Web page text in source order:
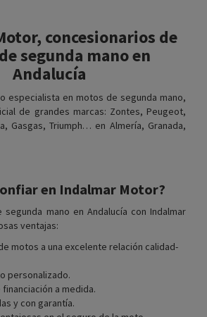
concesionarios de
segunda mano en
Andalucía
especialista en motos de segunda mano,
de grandes marcas: Zontes, Peugeot,
Gasgas, Triumph… en Almería, Granada,
en Indalmar Motor?
mano en Andalucía con Indalmar
ventajas:
motos a una excelente relación calidad-
personalizado.
a medida.
y con garantía.